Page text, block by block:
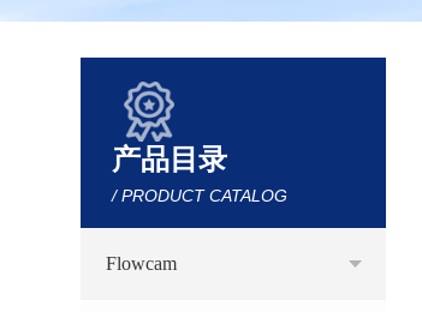
产品目录
/ PRODUCT CATALOG
Flowcam